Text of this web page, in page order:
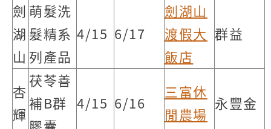
劍
湖
山
萌髮洗
髮精系
列產品
4/15 6/17
劍湖山
渡假大
飯店
群益
杏
輝
茯苓善
補B群 4/15 6/16
三富休
閒農場
永豐金